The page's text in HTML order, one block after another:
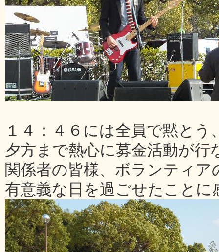
１４：４６には全員で黙とう
夕方まで熱心に募金活動が行
関係者の皆様、ボランティ
有意義な日を過ごせたことに